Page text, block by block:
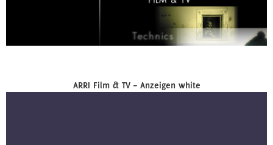
ARRI Film & TV – Anzeigen white